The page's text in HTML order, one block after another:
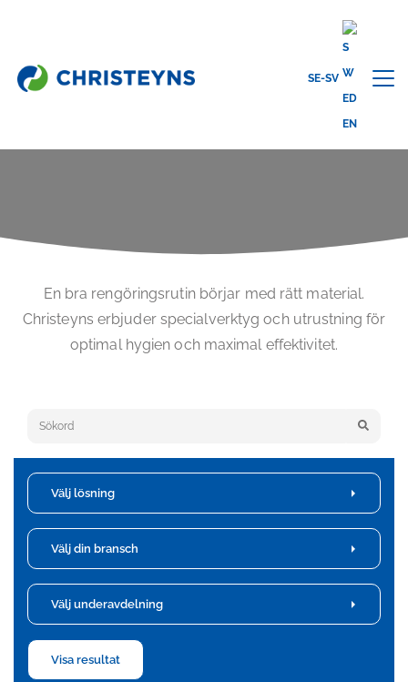
SE-SV
Home Lösningar Rätt utrustning
En bra rengöringsrutin börjar med rätt material.
Christeyns erbjuder specialverktyg och utrustning för
optimal hygien och maximal effektivitet.
Sök på nyckelord
Välj lösning
Välj din bransch
Välj underavdelning
Visa resultat